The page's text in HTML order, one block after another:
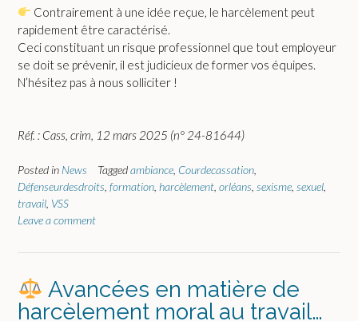
Contrairement à une idée reçue, le harcèlement peut
rapidement être caractérisé.
Ceci constituant un risque professionnel que tout employeur
se doit se prévenir, il est judicieux de former vos équipes.
N’hésitez pas à nous solliciter !
Réf. : Cass, crim, 12 mars 2025 (n° 24-81644)
Posted in News Taggedambiance Courdecassation
Défenseurdesdroits formation harcèlement orléans sexisme sexuel
travail VSS
Leave a comment
Avancées en matière de
harcèlement moral au travail…